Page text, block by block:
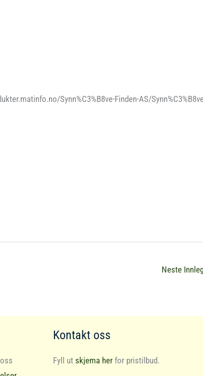
Synn%C3%B8ve-Finden-AS/
Neste
Kontakt oss
Fyll ut skjema her for pristilbud.